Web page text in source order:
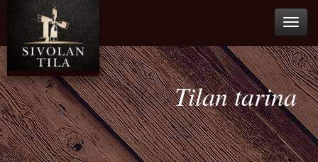
Avaa
Tilan tarina